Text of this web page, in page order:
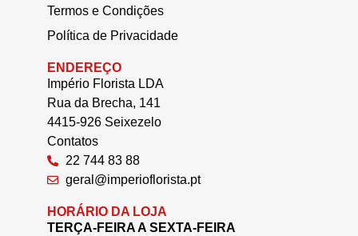
Termos e Condições
Política de Privacidade
ENDEREÇO
Império Florista LDA
Rua da Brecha, 141
4415-926 Seixezelo
Contatos
22 744 83 88
geral@imperioflorista.pt
HORÁRIO DA LOJA
TERÇA-FEIRA A SEXTA-FEIRA